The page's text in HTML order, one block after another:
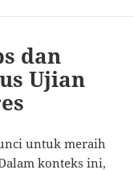
dan
Ujian
untuk meraih
konteks ini,